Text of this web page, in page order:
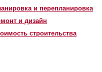
и перепланировка
и дизайн
строительства